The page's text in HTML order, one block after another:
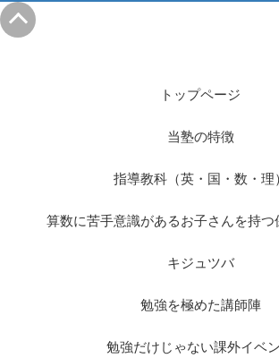
トップページ
当塾の特徴
指導教科（英・国・数・理）
算数に苦手意識があるお子さんを持つ
キジュツバ
勉強を極めた講師陣
勉強だけじゃない課外イベ